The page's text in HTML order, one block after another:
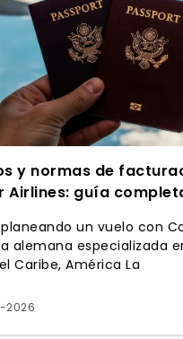
y normas de
Airlines: guía
un vuelo con
alemana especializada
Caribe, América La
2026